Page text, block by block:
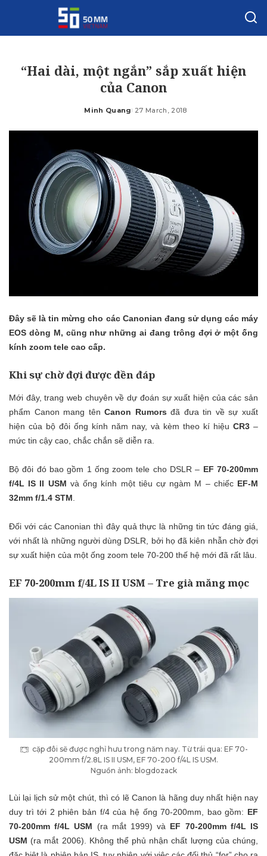
“Hai dài, một ngắn” sắp xuất hiện
của Canon
Posted
Minh Quang 27 March, 2018
Đây sẽ là tin mừng cho các Canonian đang sử dụng các máy
EOS dòng M, cũng như những ai đang trông đợi ở một ống
kính zoom tele cao cấp.
Khi sự chờ đợi được đền đáp
Mới đây, trang web chuyên về dự đoán sự xuất hiện của các sản
phẩm Canon mang tênCanon Rumors đã đưa tin về sự xuất
hiện của bộ đôi ống kính năm nay, và kèm theo kí hiệu CR3 –
mức tin cậy cao, chắc chắn sẽ diễn ra.
Bộ đôi đó bao gồm 1 ống zoom tele cho DSLR – EF 70-200mm
f/4L IS II USM và ống kính một tiêu cự ngàm M – chiếc EF-M
32mm f/1.4 STM
Đối với các Canonian thì đây quả thực là những tin tức đáng giá,
với nhất là những người dùng DSLR, bởi họ đã kiên nhẫn chờ đợi
sự xuất hiện của một ống zoom tele 70-200 thế hệ mới đã rất lâu.
EF 70-200mm f/4L IS II USM – Tre già măng mọc
cặp đôi sẽ được nghỉ hưu trong năm nay. Từ trái qua: EF 70-
200mm f/2.8L IS II USM, EF 70-200 f/4L IS USM.
Nguồn ảnh: blogdozack
Lùi lại lịch sử một chút, thì có lẽ Canon là hãng duy nhất hiện nay
duy trì tới 2 phiên bản f/4 của hệ ống 70-200mm, bao gồm: EF
70-200mm f/4L USM (ra mắt 1999) và EF 70-200mm f/4L IS
USM (ra mắt 2006). Không thể phủ nhận chất lượng của chúng,